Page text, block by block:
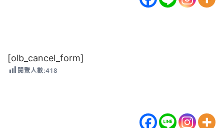
[olb_cancel_form]
閱覽人數:418